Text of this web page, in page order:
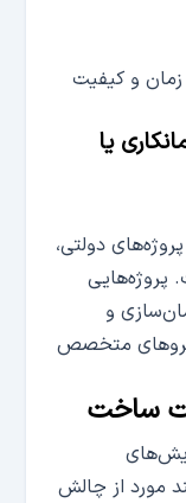
زمان و کیفیت
یا
پروژه‌های دولتی،
و
متخصص
ساخت
مورد از چالش­‌